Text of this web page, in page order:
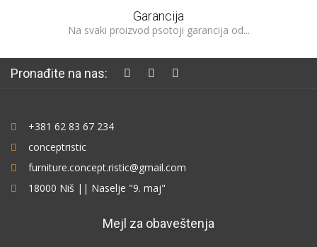
Garancija
Na svaki proizvod psotoji garancija od...
Pronađite na nas:
+381 62 83 67 234
conceptristic
furniture.concept.ristic@gmail.com
18000 Niš || Naselje "9. maj"
Mejl za obaveštenja